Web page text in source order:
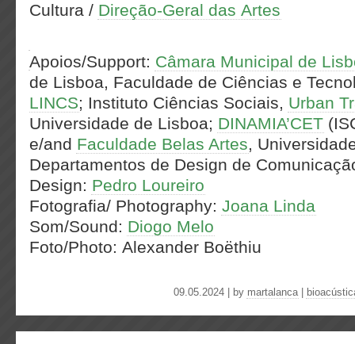
Cultura / Direção-Geral das Artes
Apoios/Support: Câmara Municipal de
de Lisboa, Faculdade de Ciências e
LINCS; Instituto Ciências Sociais, Urban
Universidade de Lisboa; DINAMIA’CET
e/and Faculdade Belas Artes,
Departamentos de Design de
Design: Pedro Loureiro
Fotografia/ Photography: Joana Linda
Som/Sound: Diogo Melo
Foto/Photo: Alexander Boëthiu
09.05.2024 | by martalanca|